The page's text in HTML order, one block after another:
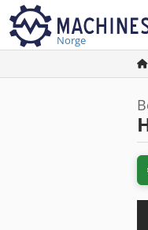
Norge